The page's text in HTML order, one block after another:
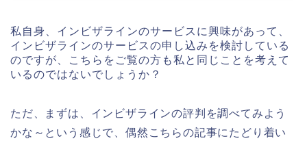
私自身、インビザラインのサービスに興味があって、
インビザラインのサービスの申し込みを検討している
のですが、こちらをご覧の方も私と同じことを考えて
いるのではないでしょうか？
ただ、まずは、インビザラインの評判を調べてみよう
かな～という感じで、偶然こちらの記事にたどり着い